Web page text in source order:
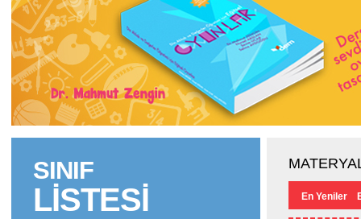
SINIF
LİSTESİ En Yeniler